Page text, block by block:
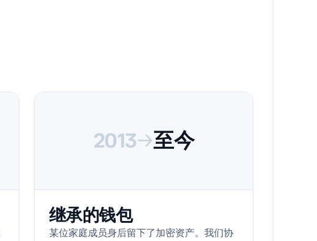
2013→至今
继承的钱包
某位家庭成员身后留下了加密资产。我们协